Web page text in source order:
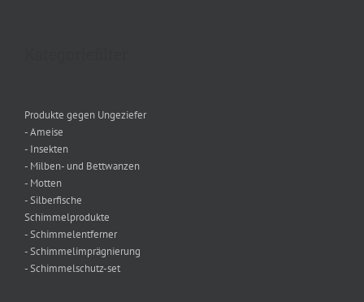
Produkte gegen Ungeziefer
- Ameise
- Insekten
- Milben- und Bettwanzen
- Motten
- Silberfische
Schimmelprodukte
- Schimmelentferner
- Schimmelimprägnierung
- Schimmelschutz-set